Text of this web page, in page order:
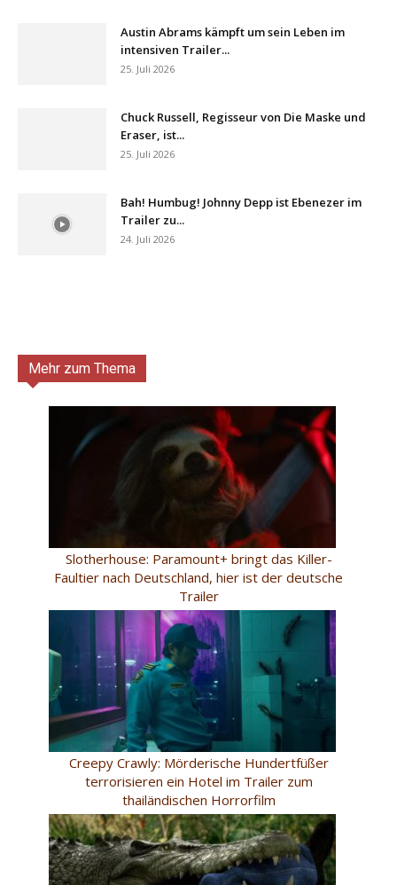
Austin Abrams kämpft um sein Leben im
intensiven Trailer...
25. Juli 2026
Chuck Russell, Regisseur von Die Maske und
Eraser, ist...
25. Juli 2026
Bah! Humbug! Johnny Depp ist Ebenezer im
Trailer zu...
24. Juli 2026
Mehr zum Thema
Slotherhouse: Paramount+ bringt das Killer-
Faultier nach Deutschland, hier ist der deutsche
Trailer
Creepy Crawly: Mörderische Hundertfüßer
terrorisieren ein Hotel im Trailer zum
thailändischen Horrorfilm